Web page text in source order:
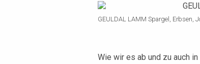
GEULDAL LAMM Spargel, Erbsen,
Wie wir es ab und zu auch